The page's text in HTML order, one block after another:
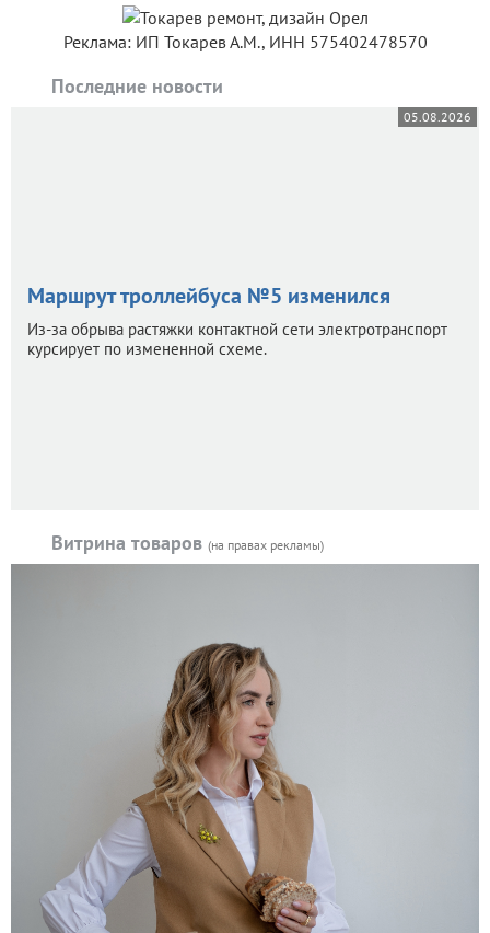
Реклама: ИП Токарев А.М., ИНН 575402478570
Последние новости
05.08.2026
Маршрут троллейбуса №5 изменился
Из-за обрыва растяжки контактной сети электротранспорт
курсирует по измененной схеме.
Витрина товаров (на правах рекламы)